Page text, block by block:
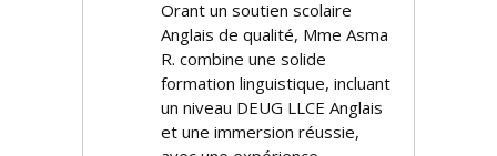
Offrant un soutien scolaire
Anglais de qualité, Mme Asma
R. combine une solide
formation linguistique, incluant
un niveau DEUG LLCE Anglais
et une immersion réussie,